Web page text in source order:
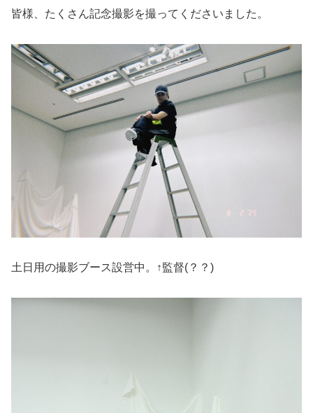
皆様、たくさん記念撮影を撮ってくださいました。
土日用の撮影ブース設営中。↑監督(？？)